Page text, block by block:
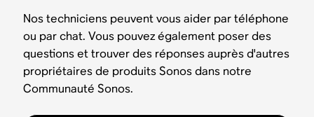
Nos techniciens peuvent vous aider par téléphone
ou par chat. Vous pouvez également poser des
questions et trouver des réponses auprès d'autres
propriétaires de produits Sonos dans notre
Communauté Sonos.